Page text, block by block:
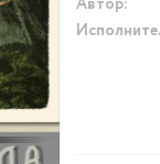
Автор: